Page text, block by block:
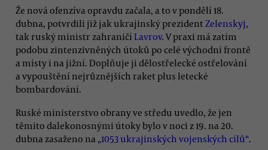
Že nová ofenzíva opravdu začala, a to v pondělí 18.
dubna, potvrdili již jak ukrajinský prezident Zelenskyj,
tak ruský ministr zahraničí Lavrov. V praxi má zatím
podobu zintenzivněných útoků po celé východní frontě
a místy i na jižní. Doplňuje ji dělostřelecké ostřelování
a vypouštění nejrůznějších raket plus letecké
bombardování.
Ruské ministerstvo obrany ve středu uvedlo, že jen
těmito dalekonosnými útoky bylo v noci z 19. na 20.
dubna zasaženo na „1053 ukrajinských vojenských cílů“.